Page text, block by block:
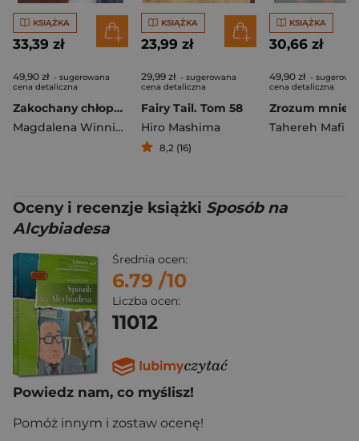
KSIĄŻKA
33,39 zł
49,90 zł - sugerowana
cena detaliczna
Zakochany chłopak od trzech atlasów
Magdalena Winnicka
KSIĄŻKA
23,99 zł
29,99 zł - sugerowana
cena detaliczna
Fairy Tail. Tom 58
Hiro Mashima
8,2 (16)
KSIĄŻKA
30,66 zł
49,90 zł -
cena detaliczna
Tahereh Mafi
Oceny i recenzje książki Sposób na
Alcybiadesa
Średnia ocen:
6.79 /10
Liczba ocen:
11012
Powiedz nam, co myślisz!
Pomóż innym i zostaw ocenę!